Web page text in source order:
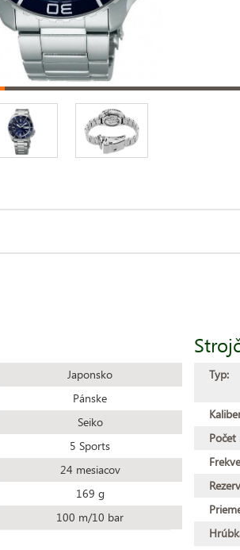
Japonsko
Pánske
Seiko
5 Sports
24 mesiacov
169 g
100 m/10 bar
Typ: